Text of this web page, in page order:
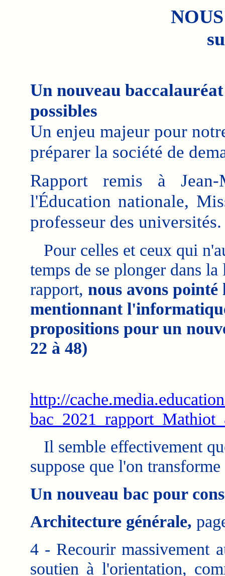
Un nouveau
possibles
Un enjeu majeur pour
préparer la société de
Rapport remis à
l'Éducation nationale,
professeur des universités.
Pour celles et ceux qui
temps de se plonger dans la
rapport, nous avons pointé
mentionnant
propositions pour un
22 à 48)
http://
Il semble effectivement
suppose que l'on
Un nouveau bac pour
Architecture générale,
4 - Recourir massivement
soutien à l'orientation,